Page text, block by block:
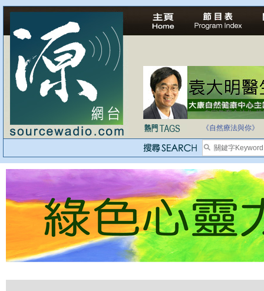
自家教育合法化-
《自然療法與你》